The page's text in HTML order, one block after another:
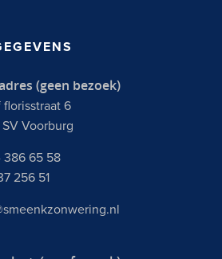
(geen bezoek)
florisstraat 6
Voorburg
386 65 58
256 51